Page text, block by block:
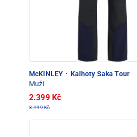
McKINLEY · Kalhoty Saka Tour
Muži
2.399 Kč
3.199 Kč